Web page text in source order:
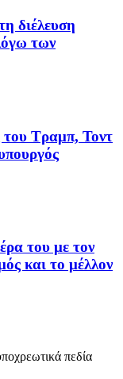
διέλευση
των
του Τραμπ, Τοντ
του με τον
και το μέλλον
πεδία